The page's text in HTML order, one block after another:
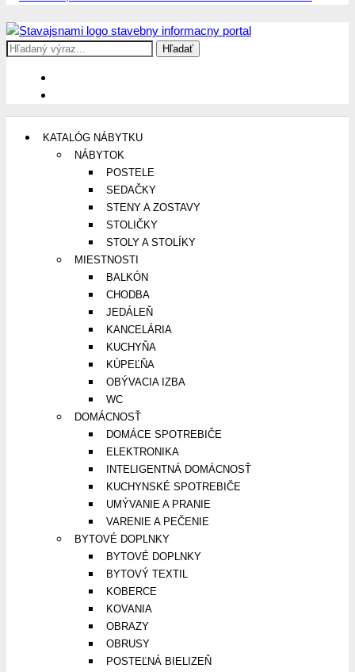
Stavajsnami.sk
Stavebníctvo, stavby, byty, domy a všetko o nich
Search
KATALÓG NÁBYTKU
NÁBYTOK
POSTELE
SEDAČKY
STENY A ZOSTAVY
STOLIČKY
STOLY A STOLÍKY
MIESTNOSTI
BALKÓN
CHODBA
JEDÁLEŇ
KANCELÁRIA
KUCHYŇA
KÚPEĽŇA
OBÝVACIA IZBA
WC
DOMÁCNOSŤ
DOMÁCE SPOTREBIČE
ELEKTRONIKA
INTELIGENTNÁ DOMÁCNOSŤ
KUCHYNSKÉ SPOTREBIČE
UMÝVANIE A PRANIE
VARENIE A PEČENIE
BYTOVÉ DOPLNKY
BYTOVÉ DOPLNKY
BYTOVÝ TEXTIL
KOBERCE
KOVANIA
OBRAZY
OBRUSY
POSTEĽNÁ BIELIZEŇ